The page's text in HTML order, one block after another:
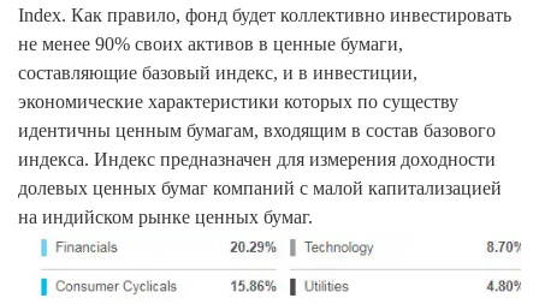
Index. Как правило, фонд будет коллективно инвестировать
не менее 90% своих активов в ценные бумаги,
составляющие базовый индекс, и в инвестиции,
экономические характеристики которых по существу
идентичны ценным бумагам, входящим в состав базового
индекса. Индекс предназначен для измерения доходности
долевых ценных бумаг компаний с малой капитализацией
на индийском рынке ценных бумаг.